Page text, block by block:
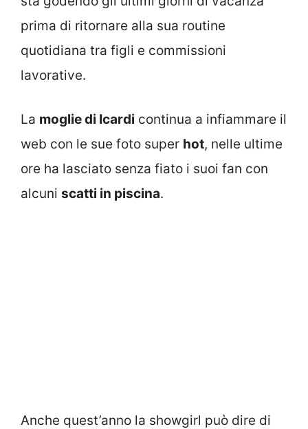
prima di ritornare alla sua routine
quotidiana tra figli e commissioni
lavorative.
La moglie di Icardi continua a infiammare il
web con le sue foto super hot, nelle ultime
ore ha lasciato senza fiato i suoi fan con
alcuni scatti in piscina.
Anche quest’anno la showgirl può dire di